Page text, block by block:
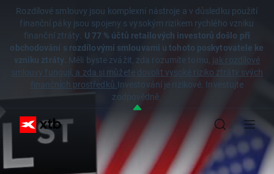
Rozdílové smlouvy jsou komplexní nástroje a v důsledku použití
finanční páky jsou spojeny s vysokým rizikem rychlého vzniku
finanční ztráty. U 77 % účtů retailových investorů došlo při
obchodování s rozdílovými smlouvami u tohoto poskytovatele ke
vzniku ztráty. Měli byste zvážit, zda rozumíte tomu, jak rozdílové
smlouvy fungují, a zda si můžete dovolit vysoké riziko ztráty svých
finančních prostředků.Investování je rizikové. Investujte
zodpovědně.